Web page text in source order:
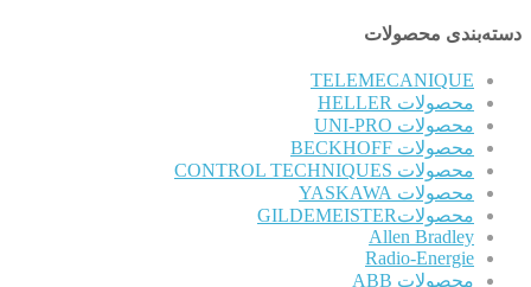
دسته‌بندی محصولات
TELEMECANIQUE
محصولات HELLER
محصولات UNI-PRO
محصولات BECKHOFF
محصولات CONTROL TECHNIQUES
محصولات YASKAWA
محصولاتGILDEMEISTER
Allen Bradley
Radio-Energie
محصولات ABB